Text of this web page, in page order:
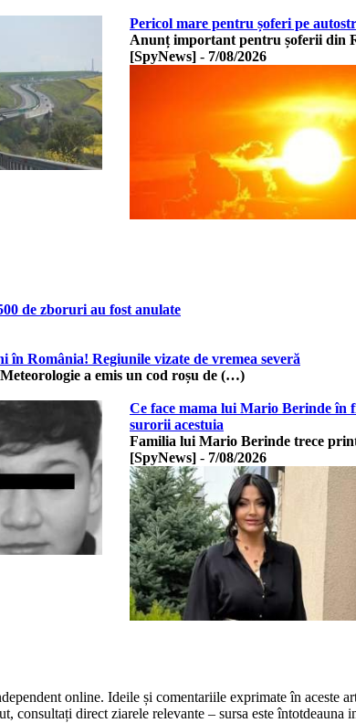
Pericol mare pentru șoferi pe
Anunț important pentru șoferii din
[SpyNews] - 7/08/2026
de zboruri au fost anulate
în România! Regiunile vizate de vremea severă
a emis un cod roșu de (…)
Ce face mama lui Mario Berinde în
surorii acestuia
Familia lui Mario Berinde trece
[SpyNews] - 7/08/2026
online. Ideile și comentariile exprimate în aceste
consultați direct ziarele relevante – sursa este